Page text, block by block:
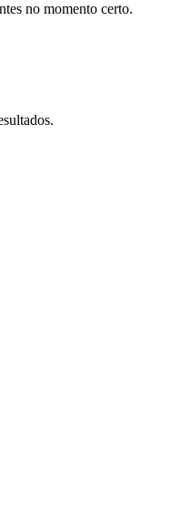
no momento certo.